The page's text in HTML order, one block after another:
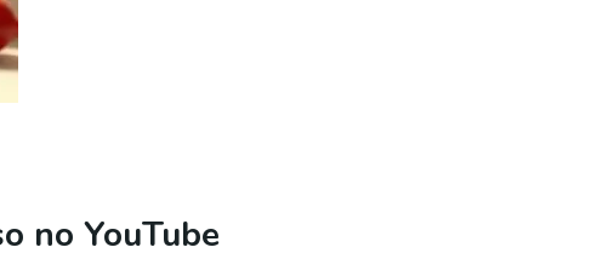
no YouTube